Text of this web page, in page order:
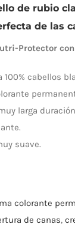
de rubio
de las
Protector
100% cabellos
larga
suave.
colorante
de canas,